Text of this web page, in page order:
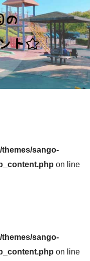
sango-
on line
sango-
on line